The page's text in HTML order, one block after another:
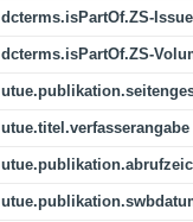
dcterms.isPartOf.ZS-Issue
dcterms.isPartOf.ZS-
utue.titel.verfasserangabe